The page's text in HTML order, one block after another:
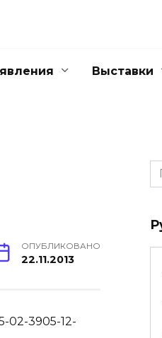
Выставки
ОПУБЛИКОВАНО
22.11.2013
02-3905-12-